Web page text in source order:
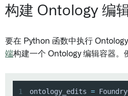
构建 Ontology 编
要在 Python 函数中执行
端构建一个 Ontology 编辑容器。
1 ontology_edits =